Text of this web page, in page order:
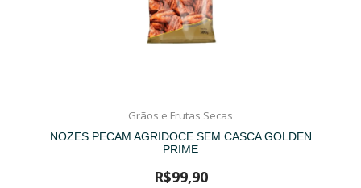
Grãos e Frutas Secas
NOZES PECAM AGRIDOCE SEM CASCA GOLDEN
PRIME
R$99,90